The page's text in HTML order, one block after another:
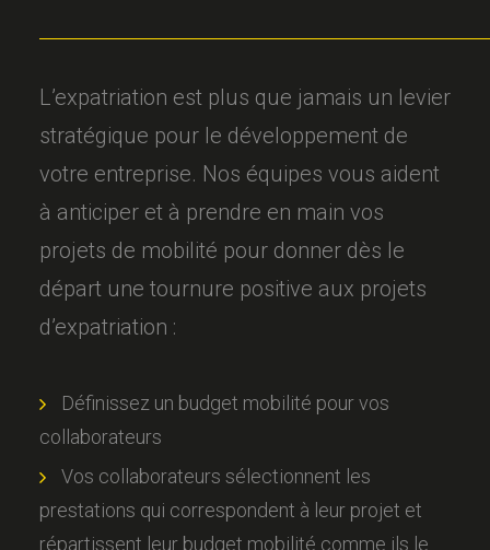
L’expatriation est plus que jamais un levier
stratégique pour le développement de
votre entreprise. Nos équipes vous aident
à anticiper et à prendre en main vos
projets de mobilité pour donner dès le
départ une tournure positive aux projets
d’expatriation :
Définissez un budget mobilité pour vos
collaborateurs
Vos collaborateurs sélectionnent les
prestations qui correspondent à leur projet et
répartissent leur budget mobilité comme ils le